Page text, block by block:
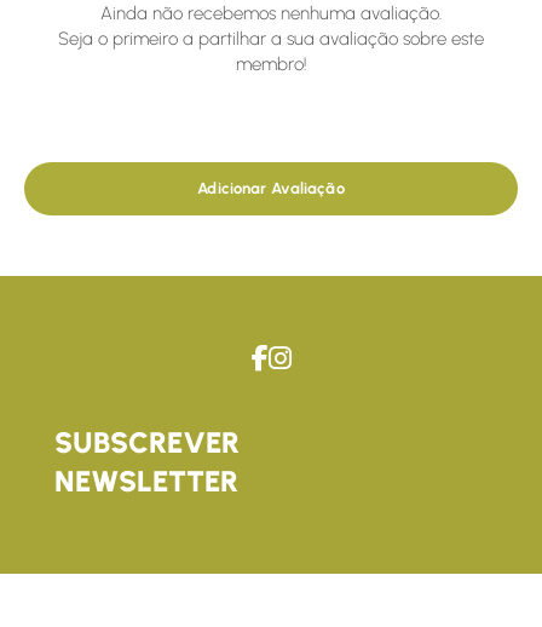
Ainda não recebemos nenhuma avaliação.
Seja o primeiro a partilhar a sua avaliação sobre este
membro!
Adicionar Avaliação
SUBSCREVER
NEWSLETTER